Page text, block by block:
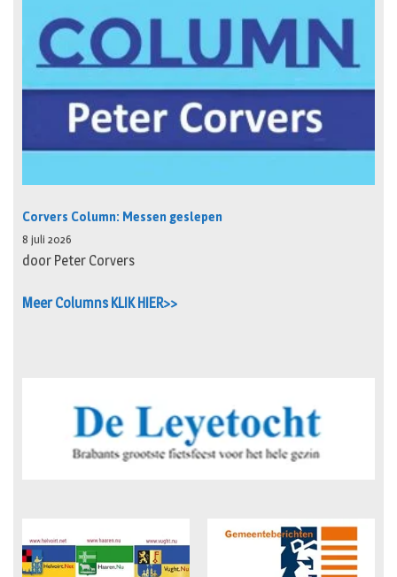
Corvers Column: Messen geslepen
8 juli 2026
door Peter Corvers
Meer Columns KLIK HIER>>